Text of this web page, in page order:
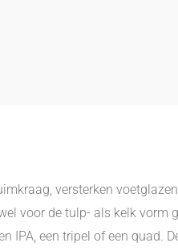
versterken
voor de tulp- als kelk vorm
IPA, een tripel of een quad.